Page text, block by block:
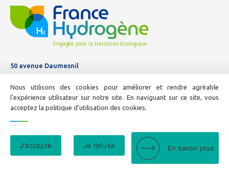
50 avenue Daumesnil
01 44 11 10 04
E-mail :
info@france-hydrogene.org
© France Hydrogène - 2026
Mentions légales
Nous utilisons des cookies pour améliorer et rendre agréable
l'expérience utilisateur sur notre site. En naviguant sur ce site, vous
acceptez la politique d'utilisation des cookies.
J'accepte Je refuse En savoir plus